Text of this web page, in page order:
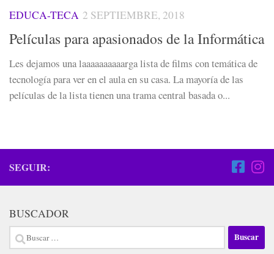
EDUCA-TECA 2 SEPTIEMBRE, 2018
Películas para apasionados de la Informática
Les dejamos una laaaaaaaaaarga lista de films con temática de
tecnología para ver en el aula en su casa. La mayoría de las
películas de la lista tienen una trama central basada o...
SEGUIR:
BUSCADOR
Buscar: